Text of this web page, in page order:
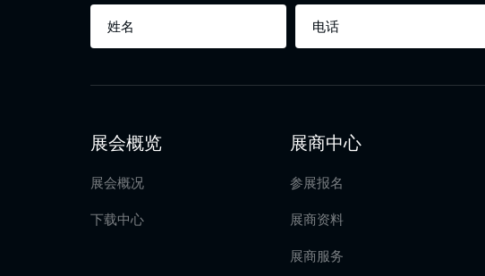
展会概览
展会概况
下载中心
展商中心
参展报名
展商资料
展商服务